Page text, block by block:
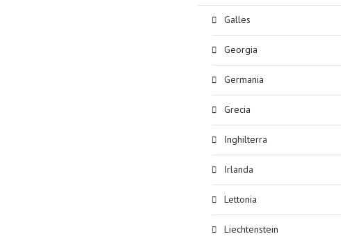
Galles
Georgia
Germania
Grecia
Inghilterra
Irlanda
Lettonia
Liechtenstein